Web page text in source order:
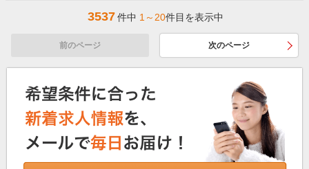
3537件中 1～20件目を表示中
前のページ 次のページ